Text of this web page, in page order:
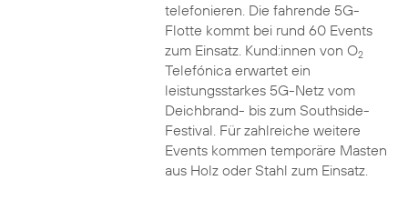
telefonieren. Die fahrende 5G-
Flotte kommt bei rund 60 Events
zum Einsatz. Kund:innen von O2
Telefónica erwartet ein
leistungsstarkes 5G-Netz vom
Deichbrand- bis zum Southside-
Festival. Für zahlreiche weitere
Events kommen temporäre Masten
aus Holz oder Stahl zum Einsatz.